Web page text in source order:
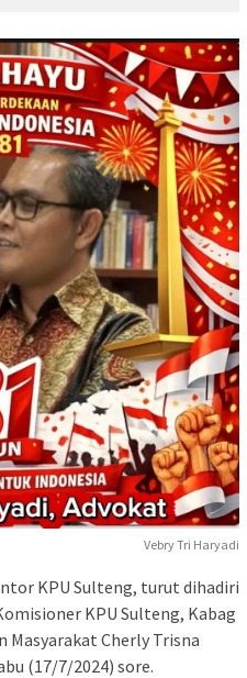
Vebry Tri Haryadi
KPU Sulteng, turut dihadiri
KPU Sulteng, Kabag
Masyarakat Cherly Trisna
(17/7/2024) sore.